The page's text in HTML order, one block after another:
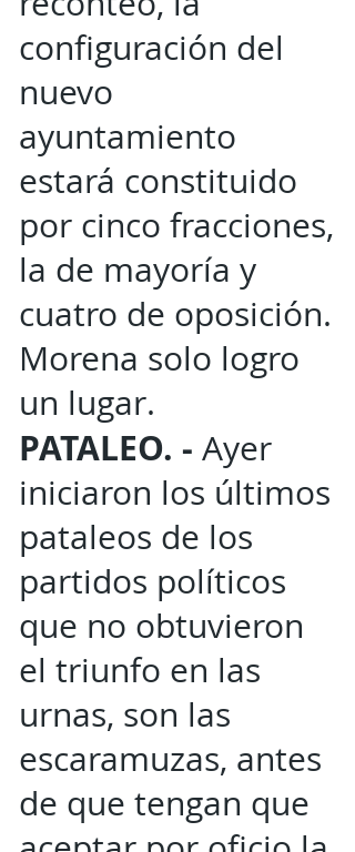
configuración del
nuevo
ayuntamiento
estará constituido
por cinco fracciones,
la de mayoría y
cuatro de oposición.
Morena solo logro
un lugar.
PATALEO. - Ayer
iniciaron los últimos
pataleos de los
partidos políticos
que no obtuvieron
el triunfo en las
urnas, son las
escaramuzas, antes
de que tengan que